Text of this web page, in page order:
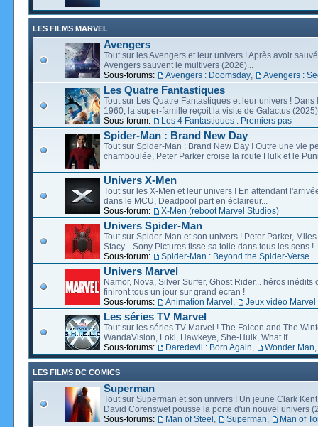
LES FILMS MARVEL
Avengers
Tout sur les Avengers et leur univers ! Après avoir
Avengers sauvent le multivers (2026)...
Sous-forums:
Avengers : Doomsday Avengers :
Les Quatre Fantastiques
Tout sur Les Quatre Fantastiques et leur univers ! Dans
1960, la super-famille reçoit la visite de Galactus
Sous-forum:
Les 4 Fantastiques : Premiers pas
Spider-Man : Brand New Day
Tout sur Spider-Man : Brand New Day ! Outre une vie
chamboulée, Peter Parker croise la route Hulk et le
Univers X-Men
Tout sur les X-Men et leur univers ! En attendant
dans le MCU, Deadpool part en éclaireur...
Sous-forum:
X-Men (reboot Marvel Studios)
Univers Spider-Man
Tout sur Spider-Man et son univers ! Peter Parker,
Stacy... Sony Pictures tisse sa toile dans tous les sens !
Sous-forum:
Spider-Man : Beyond the Spider-Verse
Univers Marvel
Namor, Nova, Silver Surfer, Ghost Rider... héros inédits
finiront tous un jour sur grand écran !
Sous-forums:
Animation Marvel Jeux vidéo Marvel
Les séries TV Marvel
Tout sur les séries TV Marvel ! The Falcon and The
WandaVision, Loki, Hawkeye, She-Hulk, What If...
Sous-forums:
Daredevil : Born Again Wonder Man
LES FILMS DC COMICS
Superman
Tout sur Superman et son univers ! Un jeune Clark
David Corenswet pousse la porte d'un nouvel univers
Sous-forums:
Man of Steel Superman Man of